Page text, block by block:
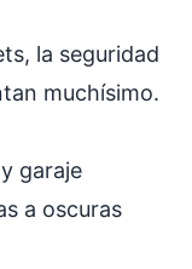
la seguridad
muchísimo.
garaje
a oscuras